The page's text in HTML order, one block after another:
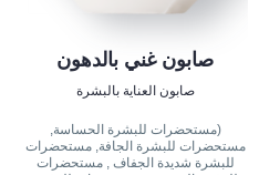
صابون غني بالدهون
صابون العناية بالبشرة
(مستحضرات للبشرة الحساسة,
مستحضرات للبشرة الجافة, مستحضرات
للبشرة شديدة الجفاف , مستحضرات